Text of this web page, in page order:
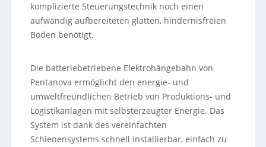
komplizierte Steuerungstechnik noch einen
aufwändig aufbereiteten glatten, hindernisfreien
Boden benötigt.
Die batteriebetriebene Elektrohängebahn von
Pentanova ermöglicht den energie- und
umweltfreundlichen Betrieb von Produktions- und
Logistikanlagen mit selbsterzeugter Energie. Das
System ist dank des vereinfachten
Schienensystems schnell installierbar, einfach zu